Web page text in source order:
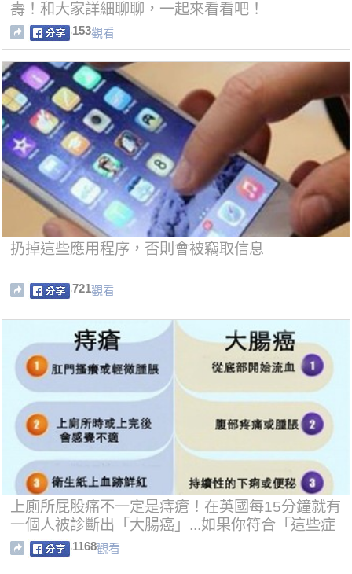
壽！和大家詳細聊聊，一起來看看吧！
153觀看
扔掉這些應用程序，否則會被竊取信息
721觀看
上廁所屁股痛不一定是痔瘡！在英國每15分鐘就有
一個人被診斷出「大腸癌」...如果你符合「這些症
狀」再不趕快去看醫生就來不及了！
1168觀看